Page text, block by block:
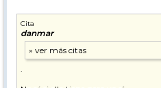
Cita
danmar
.